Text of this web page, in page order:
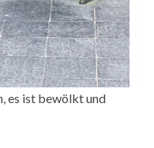
es ist bewölkt und